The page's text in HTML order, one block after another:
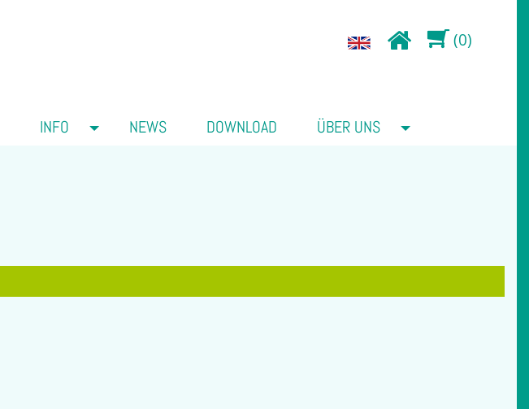
(0)
INFO NEWS DOWNLOAD ÜBER UNS